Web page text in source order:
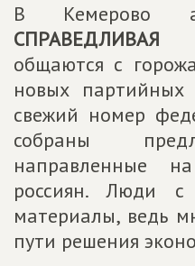
В Кемерово
СПРАВЕДЛИВАЯ
общаются с
новых
свежий номер
собраны
направленные
россиян. Люди с
материалы, ведь
пути решения